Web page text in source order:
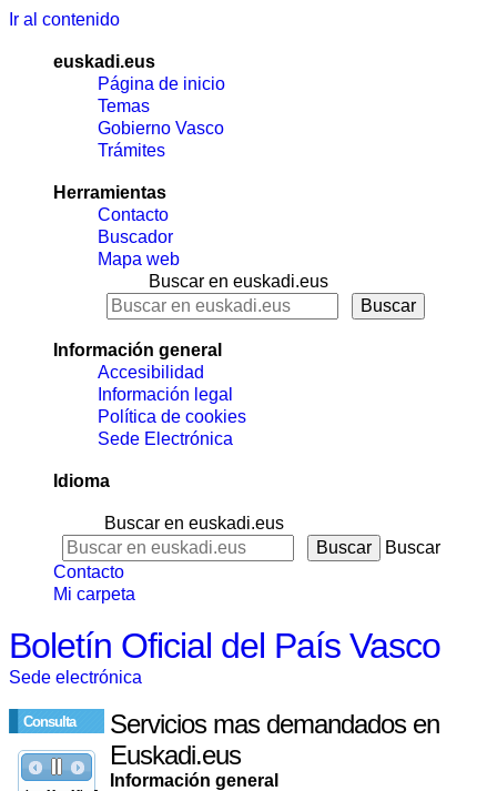
Ir al contenido
euskadi.eus
Página de inicio
Temas
Gobierno Vasco
Trámites
Herramientas
Contacto
Buscador
Mapa web
Buscar en euskadi.eus
Información general
Accesibilidad
Información legal
Política de cookies
Sede Electrónica
Idioma
Buscar en euskadi.eus
Buscar
Contacto
Mi carpeta
Boletín Oficial del País Vasco
Sede electrónica
Consulta
Servicios mas demandados en
Euskadi.eus
Información general